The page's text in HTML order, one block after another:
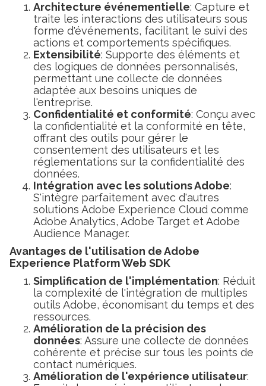
Architecture événementielle: Capture et
traite les interactions des utilisateurs sous
forme d'événements, facilitant le suivi des
actions et comportements spécifiques.
Extensibilité: Supporte des éléments et
des logiques de données personnalisés,
permettant une collecte de données
adaptée aux besoins uniques de
l'entreprise.
Confidentialité et conformité: Conçu avec
la confidentialité et la conformité en tête,
offrant des outils pour gérer le
consentement des utilisateurs et les
réglementations sur la confidentialité des
données.
Intégration avec les solutions Adobe:
S'intègre parfaitement avec d'autres
solutions Adobe Experience Cloud comme
Adobe Analytics, Adobe Target et Adobe
Audience Manager.
Avantages de l'utilisation de Adobe
Experience Platform Web SDK
Simplification de l'implémentation: Réduit
la complexité de l'intégration de multiples
outils Adobe, économisant du temps et des
ressources.
Amélioration de la précision des
données: Assure une collecte de données
cohérente et précise sur tous les points de
contact numériques.
Amélioration de l'expérience utilisateur: